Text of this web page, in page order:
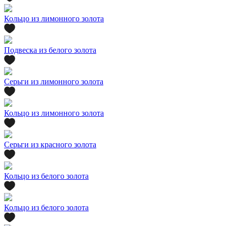
Кольцо из лимонного золота
Подвеска из белого золота
Серьги из лимонного золота
Кольцо из лимонного золота
Серьги из красного золота
Кольцо из белого золота
Кольцо из белого золота